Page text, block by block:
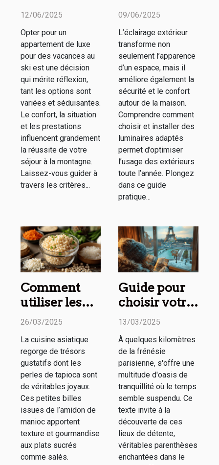
appartement
des vacances
au ski
12/06/2025
Opter pour un
appartement de luxe
pour des vacances au
ski est une décision
qui mérite réflexion,
tant les options sont
variées et séduisantes.
Le confort, la situation
et les prestations
influencent grandement
la réussite de votre
séjour à la montagne.
Laissez-vous guider à
travers les critères...
installer un
extérieur
efficace
09/06/2025
L’éclairage extérieur
transforme non
seulement l’apparence
d’un espace, mais il
améliore également la
sécurité et le confort
autour de la maison.
Comprendre comment
choisir et installer des
luminaires adaptés
permet d’optimiser
l’usage des extérieurs
toute l’année. Plongez
dans ce guide
pratique...
Comment
utiliser les
perles de
cuisine
asiatique
26/03/2025
La cuisine asiatique
regorge de trésors
gustatifs dont les
perles de tapioca sont
de véritables joyaux.
Ces petites billes
issues de l’amidon de
manioc apportent
texture et gourmandise
aux plats sucrés
comme salés.
Guide pour
choisir votre
prochain
week-end
détente
autour de
Paris
13/03/2025
À quelques kilomètres
de la frénésie
parisienne, s'offre une
multitude d'oasis de
tranquillité où le temps
semble suspendu. Ce
texte invite à la
découverte de ces
lieux de détente,
véritables parenthèses
enchantées dans le